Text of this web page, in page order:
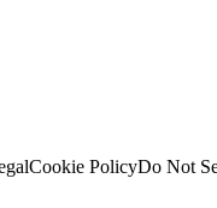
Cookie PolicyDo Not